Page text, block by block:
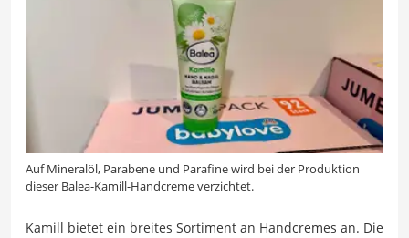
Auf Mineralöl, Parabene und Parafine wird bei der Produktion
dieser Balea-Kamill-Handcreme verzichtet.
Kamill bietet ein breites Sortiment an Handcremes an. Die